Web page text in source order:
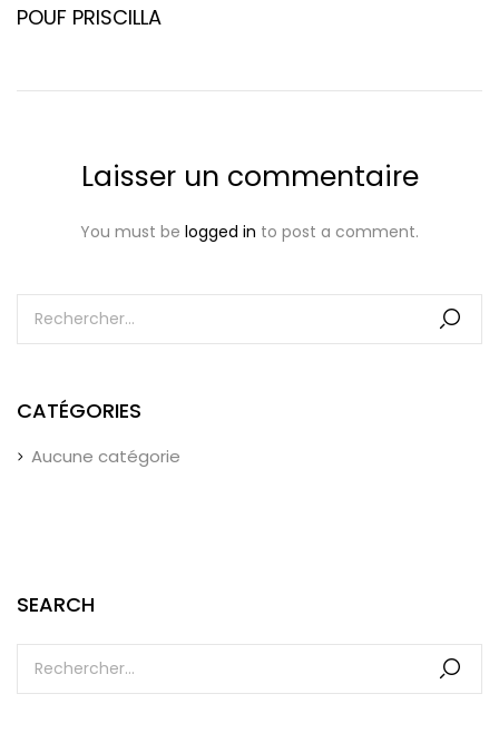
CATÉGORIES
Aucune catégorie
SEARCH
POUF PRISCILLA
Laisser un commentaire
You must be logged in to post a comment.